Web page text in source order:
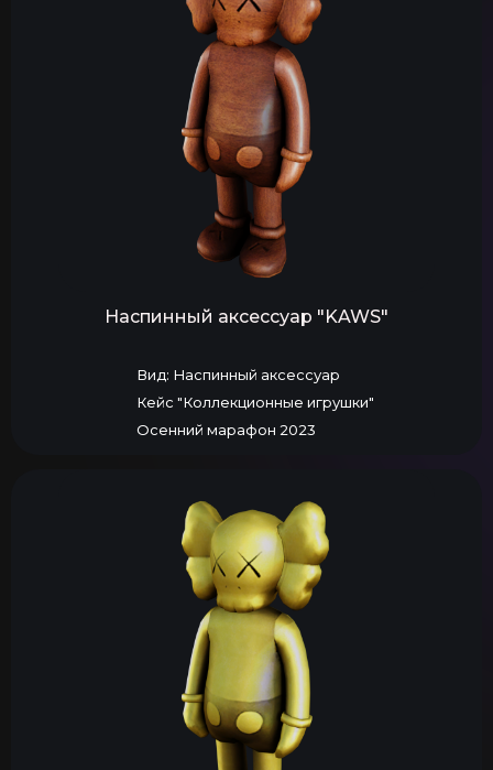
Наспинный аксессуар "KAWS"
Вид: Наспинный аксессуар
Кейс "Коллекционные игрушки"
Осенний марафон 2023